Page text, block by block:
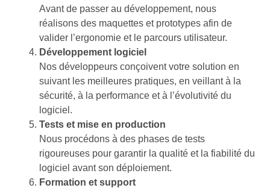
Avant de passer au développement, nous
réalisons des maquettes et prototypes afin de
valider l’ergonomie et le parcours utilisateur.
Développement logiciel
Nos développeurs conçoivent votre solution en
suivant les meilleures pratiques, en veillant à la
sécurité, à la performance et à l’évolutivité du
logiciel.
Tests et mise en production
Nous procédons à des phases de tests
rigoureuses pour garantir la qualité et la fiabilité du
logiciel avant son déploiement.
Formation et support